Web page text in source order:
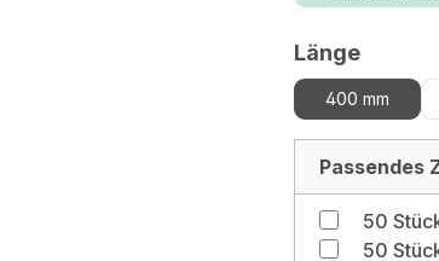
Länge
400 mm
Passendes